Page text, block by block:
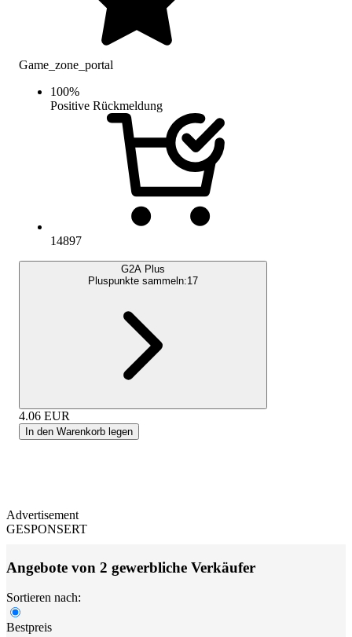
Game_zone_portal
100%
Positive Rückmeldung
14897
G2A Plus
Pluspunkte sammeln:17
4.06 EUR
In den Warenkorb legen
Advertisement
GESPONSERT
Angebote von 2 gewerbliche Verkäufer
Sortieren nach:
Bestpreis